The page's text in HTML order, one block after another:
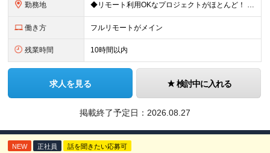
勤務地 ◆リモート利用OKなプロジェクトがほとんど！ ◆フルリモート（完全在宅）OKなプロジェクトも！ ☆★全国で採用中★☆ 本社（東京都港区）または 全国（47都道府県）の プロジェクト先の勤務となります
働き方 フルリモートがメイン
残業時間 10時間以内
求人を見る 検討中に入れる
掲載終了予定日： 2026.08.27
NEW 正社員 話を聞きたい応募可